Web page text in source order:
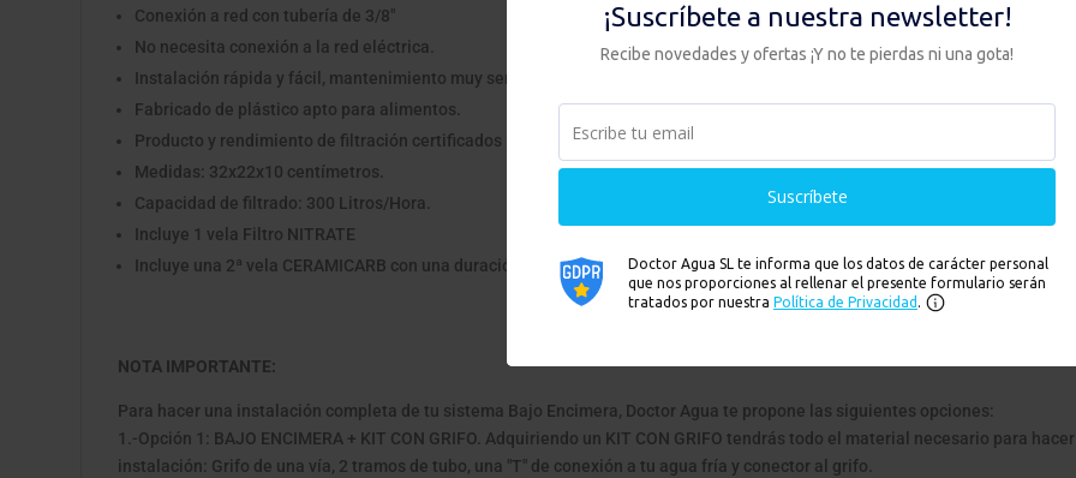
Conexión a red con tubería de 3/8"
No necesita conexión a la red eléctrica.
Instalación rápida y fácil, mantenimiento muy sencillo
Fabricado de plástico apto para alimentos.
Producto y rendimiento de filtración certificados por NSF.
Medidas: 32x22x10 centímetros.
Capacidad de filtrado: 300 Litros/Hora.
Incluye 1 vela Filtro NITRATE
Incluye una 2ª vela CERAMICARB con una duración para 12 meses.
NOTA IMPORTANTE:
Para hacer una instalación completa de tu sistema Bajo Encimera, Doctor Agua te propone las siguientes opciones:
1.-Opción 1: BAJO ENCIMERA + KIT CON GRIFO. Adquiriendo un KIT CON GRIFO tendrás todo el material necesario para
instalación: Grifo de una vía, 2 tramos de tubo, una "T" de conexión a tu agua fría y conector al grifo.